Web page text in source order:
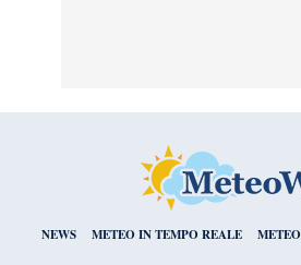
NEWS METEO IN TEMPO REALE METEO